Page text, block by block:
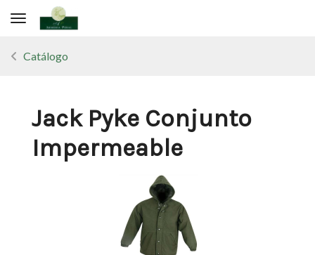
Toggle navigation
Catálogo
Jack Pyke Conjunto
Impermeable